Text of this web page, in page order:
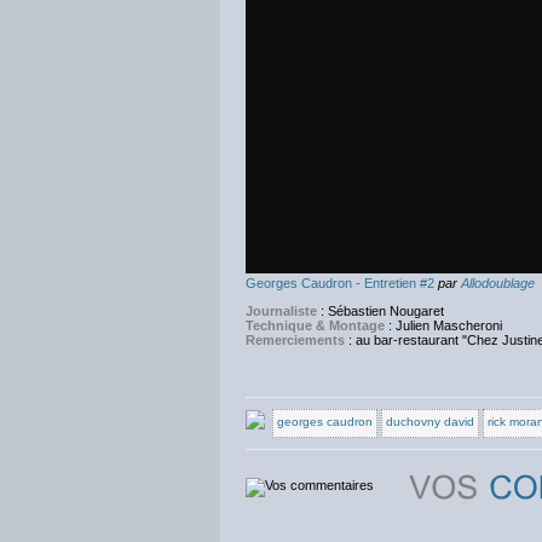
Georges Caudron - Entretien #2 par Allodoublage
Journaliste : Sébastien Nougaret
Technique & Montage : Julien Mascheroni
Remerciements : au bar-restaurant "Chez
georges caudron duchovny david rick